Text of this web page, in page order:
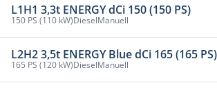
L1H1 3,3t ENERGY dCi 150 (150 PS)
150 PS (110 kW)DieselManuell
L2H2 3,5t ENERGY Blue dCi 165 (165 PS)
165 PS (120 kW)DieselManuell